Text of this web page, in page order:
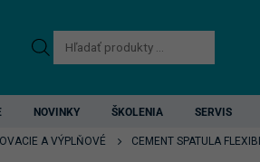
Products
search
NOVINKY ŠKOLENIA SERVIS
A VÝPLŇOVÉ CEMENT SPATULA